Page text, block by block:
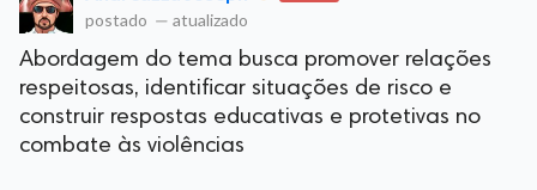
postado — atualizado
Abordagem do tema busca promover relações
respeitosas, identificar situações de risco e
construir respostas educativas e protetivas no
combate às violências